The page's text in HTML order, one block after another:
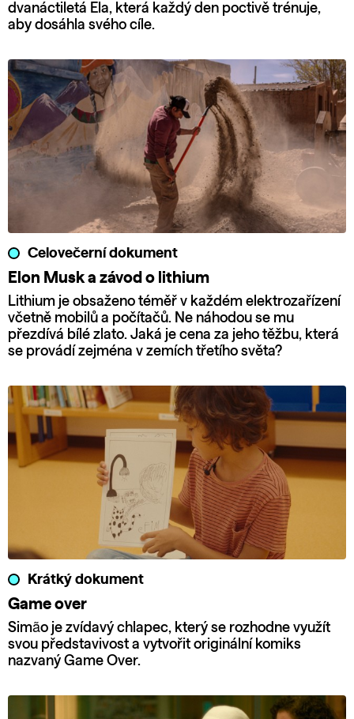
dvanáctiletá Ela, která každý den poctivě trénuje,
aby dosáhla svého cíle.
Celovečerní dokument
Elon Musk a závod o lithium
Lithium je obsaženo téměř v každém elektrozařízení
včetně mobilů a počítačů. Ne náhodou se mu
přezdívá bílé zlato. Jaká je cena za jeho těžbu, která
se provádí zejména v zemích třetího světa?
Krátký dokument
Game over
Simão je zvídavý chlapec, který se rozhodne využít
svou představivost a vytvořit originální komiks
nazvaný Game Over.